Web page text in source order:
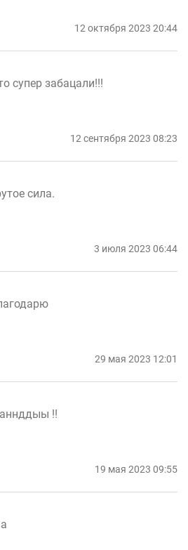
12 октября 2023 20:44
супер забацали!!!
12 сентября 2023 08:23
сила.
3 июля 2023 06:44
29 мая 2023 12:01
!!
19 мая 2023 09:55